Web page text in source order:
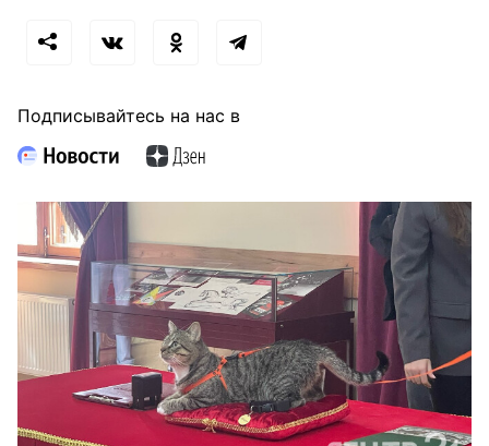
Подписывайтесь на нас в